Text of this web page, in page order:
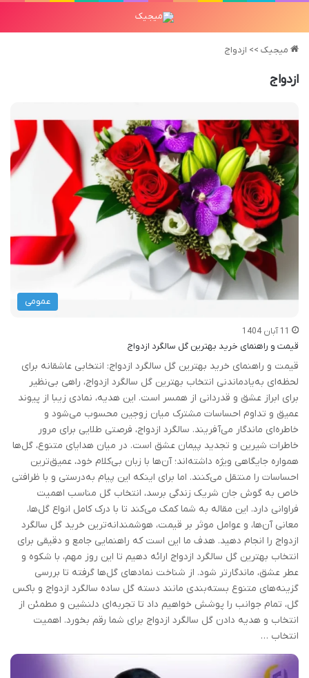
میجیک >> ازدواج
ازدواج
عمومی
11 آبان 1404
قیمت و راهنمای خرید بهترین گل سالگرد ازدواج
قیمت و راهنمای خرید بهترین گل سالگرد ازدواج: انتخابی عاشقانه برای
لحظه‌ای به‌یادماندنی انتخاب بهترین گل سالگرد ازدواج، راهی بی‌نظیر
برای ابراز عشق و قدردانی از همسر است. این هدیه، نمادی زیبا از پیوند
عمیق و تداوم احساسات مشترک میان زوجین محسوب می‌شود و
خاطره‌ای ماندگار می‌آفریند. سالگرد ازدواج، فرصتی طلایی برای مرور
خاطرات شیرین و تجدید پیمان عشق است. در میان هدایای متنوع، گل‌ها
همواره جایگاهی ویژه داشته‌اند؛ آن‌ها با زبان بی‌کلام خود، عمیق‌ترین
احساسات را منتقل می‌کنند. اما برای اینکه این پیام به‌درستی و با ظرافتی
خاص به گوش جان شریک زندگی برسد، انتخاب گل مناسب اهمیت
فراوانی دارد. این مقاله به شما کمک می‌کند تا با درک کامل انواع گل‌ها،
معانی آن‌ها، و عوامل موثر بر قیمت، هوشمندانه‌ترین خرید گل سالگرد
ازدواج را انجام دهید. هدف ما این است که راهنمایی جامع و دقیقی برای
انتخاب بهترین گل سالگرد ازدواج ارائه دهیم تا این روز مهم، با شکوه و
عطر عشق، ماندگارتر شود. از شناخت نمادهای گل‌ها گرفته تا بررسی
گزینه‌های متنوع بسته‌بندی مانند دسته گل ساده سالگرد ازدواج و باکس
گل، تمام جوانب را پوشش خواهیم داد تا تجربه‌ای دلنشین و مطمئن از
انتخاب و هدیه دادن گل سالگرد ازدواج برای شما رقم بخورد. اهمیت
انتخاب …